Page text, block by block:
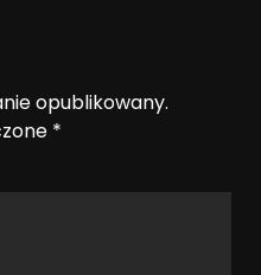
opublikowany.
*